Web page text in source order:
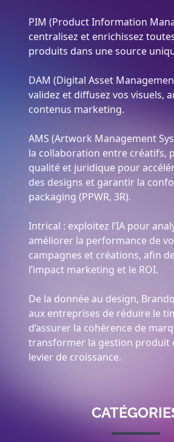
PIM (Product Information
centralisez et enrichissez
produits dans une source
DAM (Digital Asset
validez et diffusez vos visuels,
contenus marketing.
AMS (Artwork Management
la collaboration entre créatifs,
qualité et juridique pour
des designs et garantir la
packaging (PPWR, 3R).
Intrical : exploitez l’IA pour
améliorer la performance de
campagnes et créations, afin
l’impact marketing et le ROI.
De la donnée au design,
aux entreprises de réduire le
d’assurer la cohérence de
transformer la gestion produit
levier de croissance.